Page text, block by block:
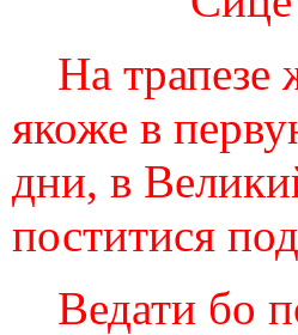
На трапезе
якоже в
дни, в
поститися
Ведати бо